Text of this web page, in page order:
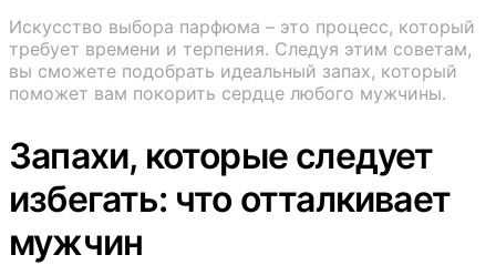
Искусство выбора парфюма – это процесс, который
требует времени и терпения. Следуя этим советам,
вы сможете подобрать идеальный запах, который
поможет вам покорить сердце любого мужчины.
Запахи, которые следует
избегать: что отталкивает
мужчин